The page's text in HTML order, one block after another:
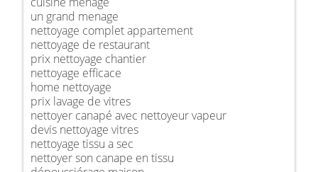
un grand menage
nettoyage complet appartement
nettoyage de restaurant
prix nettoyage chantier
nettoyage efficace
home nettoyage
prix lavage de vitres
nettoyer canapé avec nettoyeur vapeur
devis nettoyage vitres
nettoyage tissu a sec
nettoyer son canape en tissu